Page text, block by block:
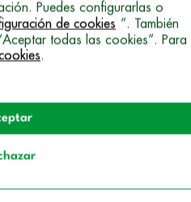
vividas por
de las
Puedes configurarlas o
de cookies ”. También
todas las cookies”. Para
.